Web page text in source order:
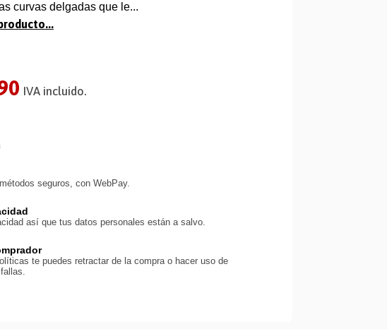
curvas delgadas que le...
IVA incluido.
seguros, con WebPay.
así que tus datos personales están a salvo.
te puedes retractar de la compra o hacer uso de